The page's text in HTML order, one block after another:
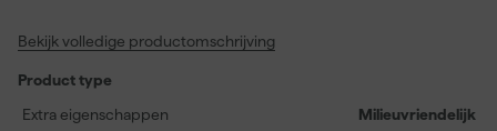
aanbrengen, droogt snel in slechts twee uur en biedt een extra
kun je efficiënt grote oppervlakken behandelen. Deze primer
ondersteunt alle ‘Intelligent’ afwerkingen en vormt de ideale
Bekijk volledige productomschrijving
Product type
Extra eigenschappen
Milieuvriendelijk